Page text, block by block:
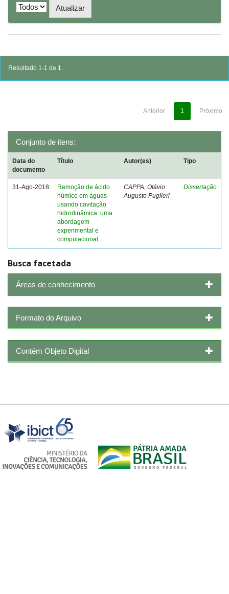
Resultado 1-1 de 1.
Anterior 1 Próximo
Conjunto de itens:
Data do
documento
Título Autor(es) Tipo
31-Ago-2018
Remoção de ácido
húmico em águas
usando cavitação
hidrodinâmica: uma
abordagem
experimental e
computacional
CAPPA, Otávio
Augusto Puglieri
Dissertação
Busca facetada
Áreas de conhecimento
Formato do Arquivo
Contém Objeto Digital